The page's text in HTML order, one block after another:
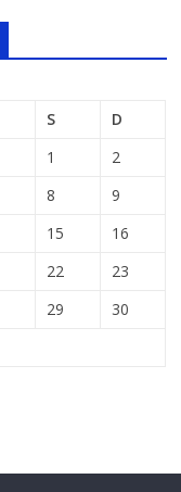
S
D
1
2
8
9
15
16
22
23
29
30